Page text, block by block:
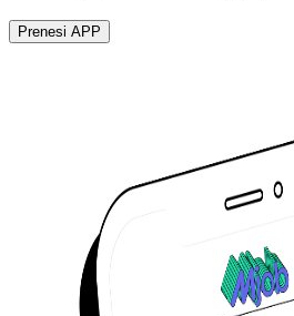
Prenesi APP